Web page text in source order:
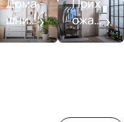
Дома
шний
SPA-
Прих
ожая
со